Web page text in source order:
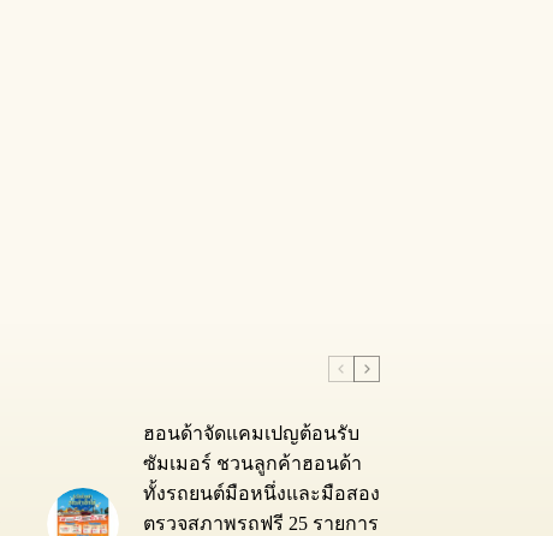
ฮอนด้าจัดแคมเปญต้อนรับ
ซัมเมอร์ ชวนลูกค้าฮอนด้า
ทั้งรถยนต์มือหนึ่งและมือสอง
ตรวจสภาพรถฟรี 25 รายการ